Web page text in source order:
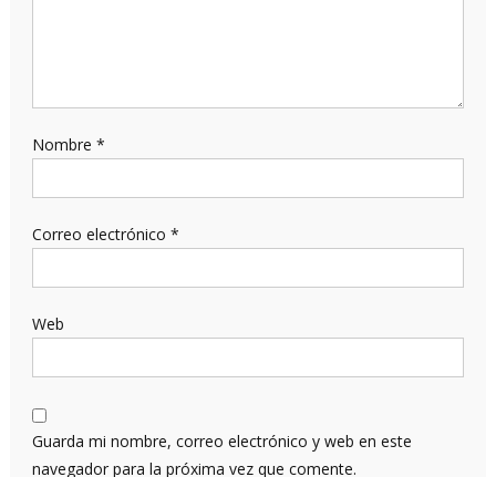
Nombre *
Correo electrónico *
Web
Guarda mi nombre, correo electrónico y web en este
navegador para la próxima vez que comente.